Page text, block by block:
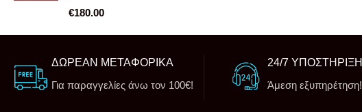
€180.00
ΔΩΡΕΑΝ ΜΕΤΑΦΟΡΙΚΑ
Για παραγγελίες άνω τον 100€!
24/7 ΥΠΟΣΤΗΡΙΞΗ
Άμεση εξυπηρέτηση!